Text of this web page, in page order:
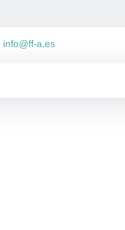
info@ff-a.es